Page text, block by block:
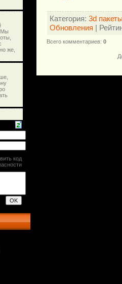
Категория: 3d
Обновления |
Всего комментариев: 0